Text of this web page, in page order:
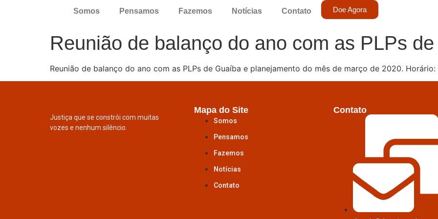
Somos Pensamos Fazemos Notícias Contato Doe Agora
Reunião de balanço do ano com as PLPs
Reunião de balanço do ano com as PLPs de Guaíba e planejamento do mês de março de 2020. Horário:
Justiça que se constrói com muitas
vozes e nenhum silêncio.
Mapa do Site
Somos
Pensamos
Fazemos
Notícias
Contato
Contato